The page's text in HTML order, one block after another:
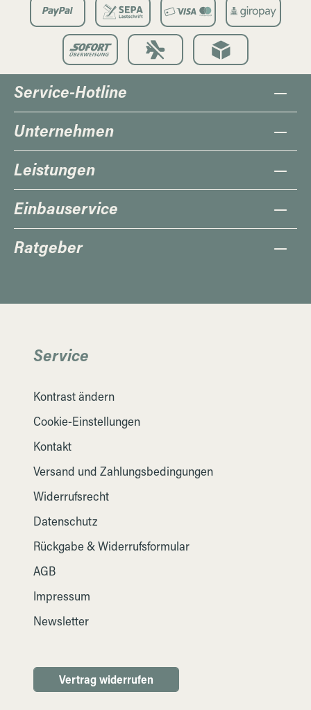
Service-Hotline
Unternehmen
Leistungen
Einbauservice
Ratgeber
Service
Kontrast ändern
Cookie-Einstellungen
Kontakt
Versand und Zahlungsbedingungen
Widerrufsrecht
Datenschutz
Rückgabe & Widerrufsformular
AGB
Impressum
Newsletter
Vertrag widerrufen